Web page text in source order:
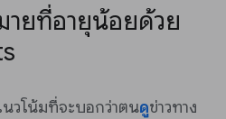
ายที่อายุน้อยด้วย
วโน้มที่จะบอกว่าตนดูข่าวทาง